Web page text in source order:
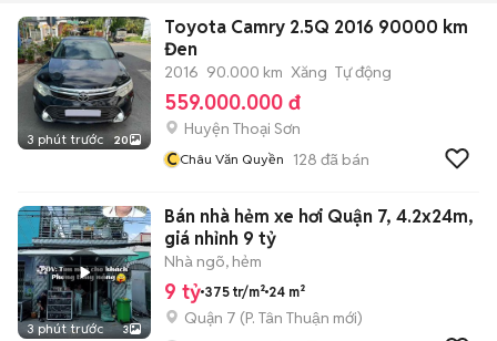
3 phút trước 20
Toyota Camry 2.5Q 2016 90000 km
Đen
2016 90.000 km Xăng Tự động
559.000.000 đ
Huyện Thoại Sơn
CChâu Văn Quyền 128 đã bán
3 phút trước 3
Bán nhà hẻm xe hơi Quận 7, 4.2x24m,
giá nhỉnh 9 tỷ
Nhà ngõ, hẻm
9 tỷ 375 tr/m² 24 m²
Quận 7 (P. Tân Thuận mới)